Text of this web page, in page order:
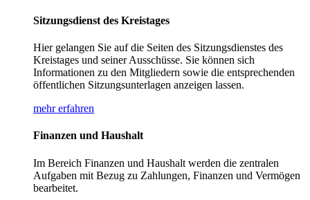
Sitzungsdienst des Kreistages
Hier gelangen Sie auf die Seiten des Sitzungsdienstes des
Kreistages und seiner Ausschüsse. Sie können sich
Informationen zu den Mitgliedern sowie die entsprechenden
öffentlichen Sitzungsunterlagen anzeigen lassen.
mehr erfahren
Finanzen und Haushalt
Im Bereich Finanzen und Haushalt werden die zentralen
Aufgaben mit Bezug zu Zahlungen, Finanzen und Vermögen
bearbeitet.